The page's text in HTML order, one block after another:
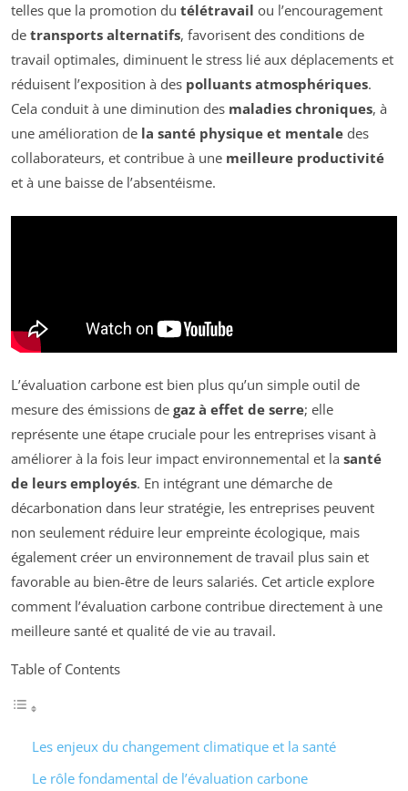
telles que la promotion du télétravail ou l’encouragement
de transports alternatifs, favorisent des conditions de
travail optimales, diminuent le stress lié aux déplacements et
réduisent l’exposition à des polluants atmosphériques.
Cela conduit à une diminution des maladies chroniques, à
une amélioration de la santé physique et mentale des
collaborateurs, et contribue à une meilleure productivité
et à une baisse de l’absentéisme.
L’évaluation carbone est bien plus qu’un simple outil de
mesure des émissions de gaz à effet de serre; elle
représente une étape cruciale pour les entreprises visant à
améliorer à la fois leur impact environnemental et la santé
de leurs employés. En intégrant une démarche de
décarbonation dans leur stratégie, les entreprises peuvent
non seulement réduire leur empreinte écologique, mais
également créer un environnement de travail plus sain et
favorable au bien-être de leurs salariés. Cet article explore
comment l’évaluation carbone contribue directement à une
meilleure santé et qualité de vie au travail.
Table of Contents
Les enjeux du changement climatique et la santé
Le rôle fondamental de l’évaluation carbone